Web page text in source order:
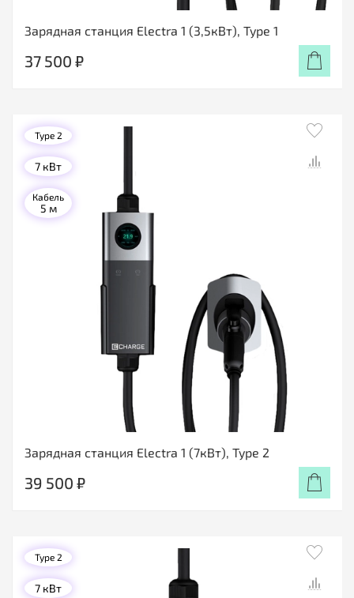
Зарядная станция Electra 1 (3,5кВт), Type 1
37 500 ₽
Зарядная станция Electra 1 (7кВт), Type 2
Type 2
7 кВт
Кабель
5 м
39 500 ₽
Type 2
7 кВт